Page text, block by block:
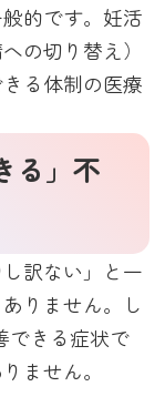
的です。妊活
の切り替え）
る体制の医療
る」不
訳ない」と一
りません。し
できる症状で
ません。